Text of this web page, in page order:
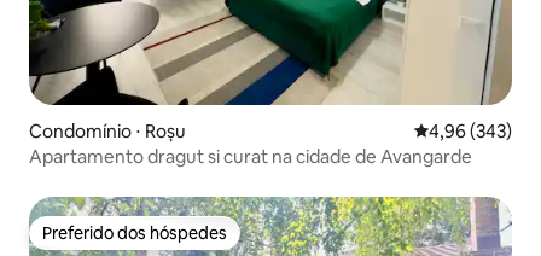
Condomínio ⋅ Roșu 4,96 de uma
4,96 (343)
Apartamento dragut si curat na cidade de Avangarde
Preferido dos hóspedes
Preferido dos hóspedes